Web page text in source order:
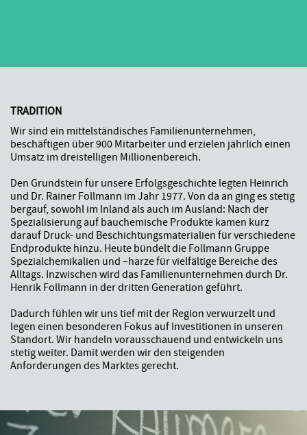
TRADITION
Wir sind ein mittelständisches Familienunternehmen,
beschäftigen über 900 Mitarbeiter und erzielen jährlich einen
Umsatz im dreistelligen Millionenbereich.
Den Grundstein für unsere Erfolgsgeschichte legten Heinrich
und Dr. Rainer Follmann im Jahr 1977. Von da an ging es stetig
bergauf, sowohl im Inland als auch im Ausland: Nach der
Spezialisierung auf bauchemische Produkte kamen kurz
darauf Druck- und Beschichtungsmaterialien für verschiedene
Endprodukte hinzu. Heute bündelt die Follmann Gruppe
Spezialchemikalien und –harze für vielfältige Bereiche des
Alltags. Inzwischen wird das Familienunternehmen durch Dr.
Henrik Follmann in der dritten Generation geführt.
Dadurch fühlen wir uns tief mit der Region verwurzelt und
legen einen besonderen Fokus auf Investitionen in unseren
Standort. Wir handeln vorausschauend und entwickeln uns
stetig weiter. Damit werden wir den steigenden
Anforderungen des Marktes gerecht.